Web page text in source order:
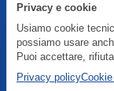
Privacy e cookie
Usiamo cookie
possiamo usare
Puoi accettare,
Privacy policy